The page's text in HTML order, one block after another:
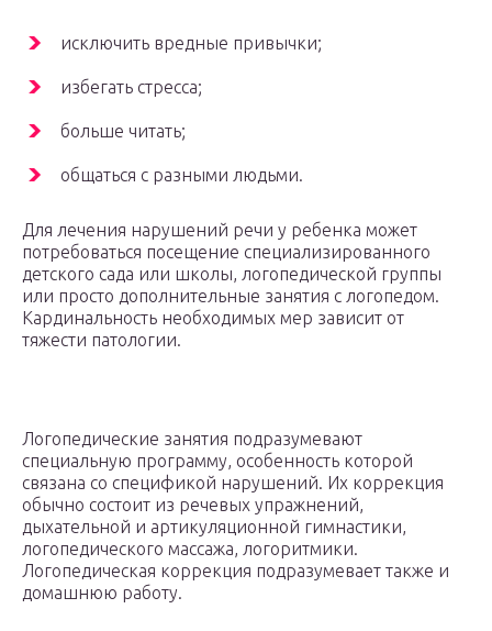
исключить вредные привычки;
избегать стресса;
больше читать;
общаться с разными людьми.
Для лечения нарушений речи у ребенка может
потребоваться посещение специализированного
детского сада или школы, логопедической группы
или просто дополнительные занятия с логопедом.
Кардинальность необходимых мер зависит от
тяжести патологии.
Логопедические занятия подразумевают
специальную программу, особенность которой
связана со спецификой нарушений. Их коррекция
обычно состоит из речевых упражнений,
дыхательной и артикуляционной гимнастики,
логопедического массажа, логоритмики.
Логопедическая коррекция подразумевает также и
домашнюю работу.